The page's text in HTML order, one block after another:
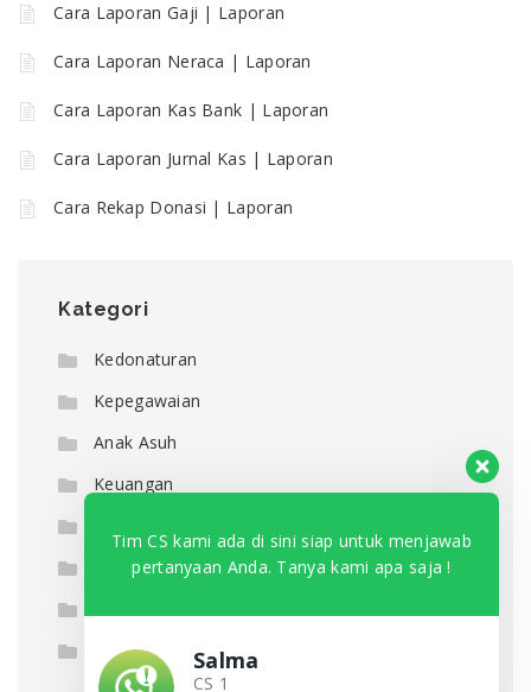
Cara Laporan Gaji | Laporan
Cara Laporan Neraca | Laporan
Cara Laporan Kas Bank | Laporan
Cara Laporan Jurnal Kas | Laporan
Cara Rekap Donasi | Laporan
Kategori
Kedonaturan
Kepegawaian
Anak Asuh
Keuangan
Pengaturan
Mobile Presensi Pegawai
Tim CS kami ada di sini siap untuk menjawab
pertanyaan Anda. Tanya kami apa saja !
Salma
CS 1